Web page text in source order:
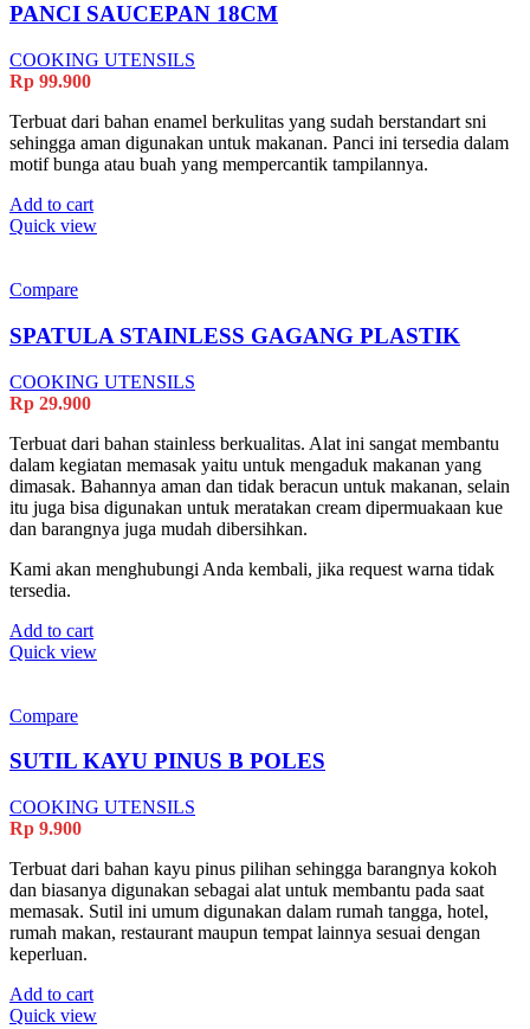
PANCI SAUCEPAN 18CM
COOKING UTENSILS
Rp 99.900
Terbuat dari bahan enamel berkulitas yang sudah berstandart sni
sehingga aman digunakan untuk makanan. Panci ini tersedia dalam
motif bunga atau buah yang mempercantik tampilannya.
Add to cart
Quick view
Compare
SPATULA STAINLESS GAGANG PLASTIK
COOKING UTENSILS
Rp 29.900
Terbuat dari bahan stainless berkualitas. Alat ini sangat membantu
dalam kegiatan memasak yaitu untuk mengaduk makanan yang
dimasak. Bahannya aman dan tidak beracun untuk makanan, selain
itu juga bisa digunakan untuk meratakan cream dipermuakaan kue
dan barangnya juga mudah dibersihkan.
Kami akan menghubungi Anda kembali, jika request warna tidak
tersedia.
Add to cart
Quick view
Compare
SUTIL KAYU PINUS B POLES
COOKING UTENSILS
Rp 9.900
Terbuat dari bahan kayu pinus pilihan sehingga barangnya kokoh
dan biasanya digunakan sebagai alat untuk membantu pada saat
memasak. Sutil ini umum digunakan dalam rumah tangga, hotel,
rumah makan, restaurant maupun tempat lainnya sesuai dengan
keperluan.
Add to cart
Quick view